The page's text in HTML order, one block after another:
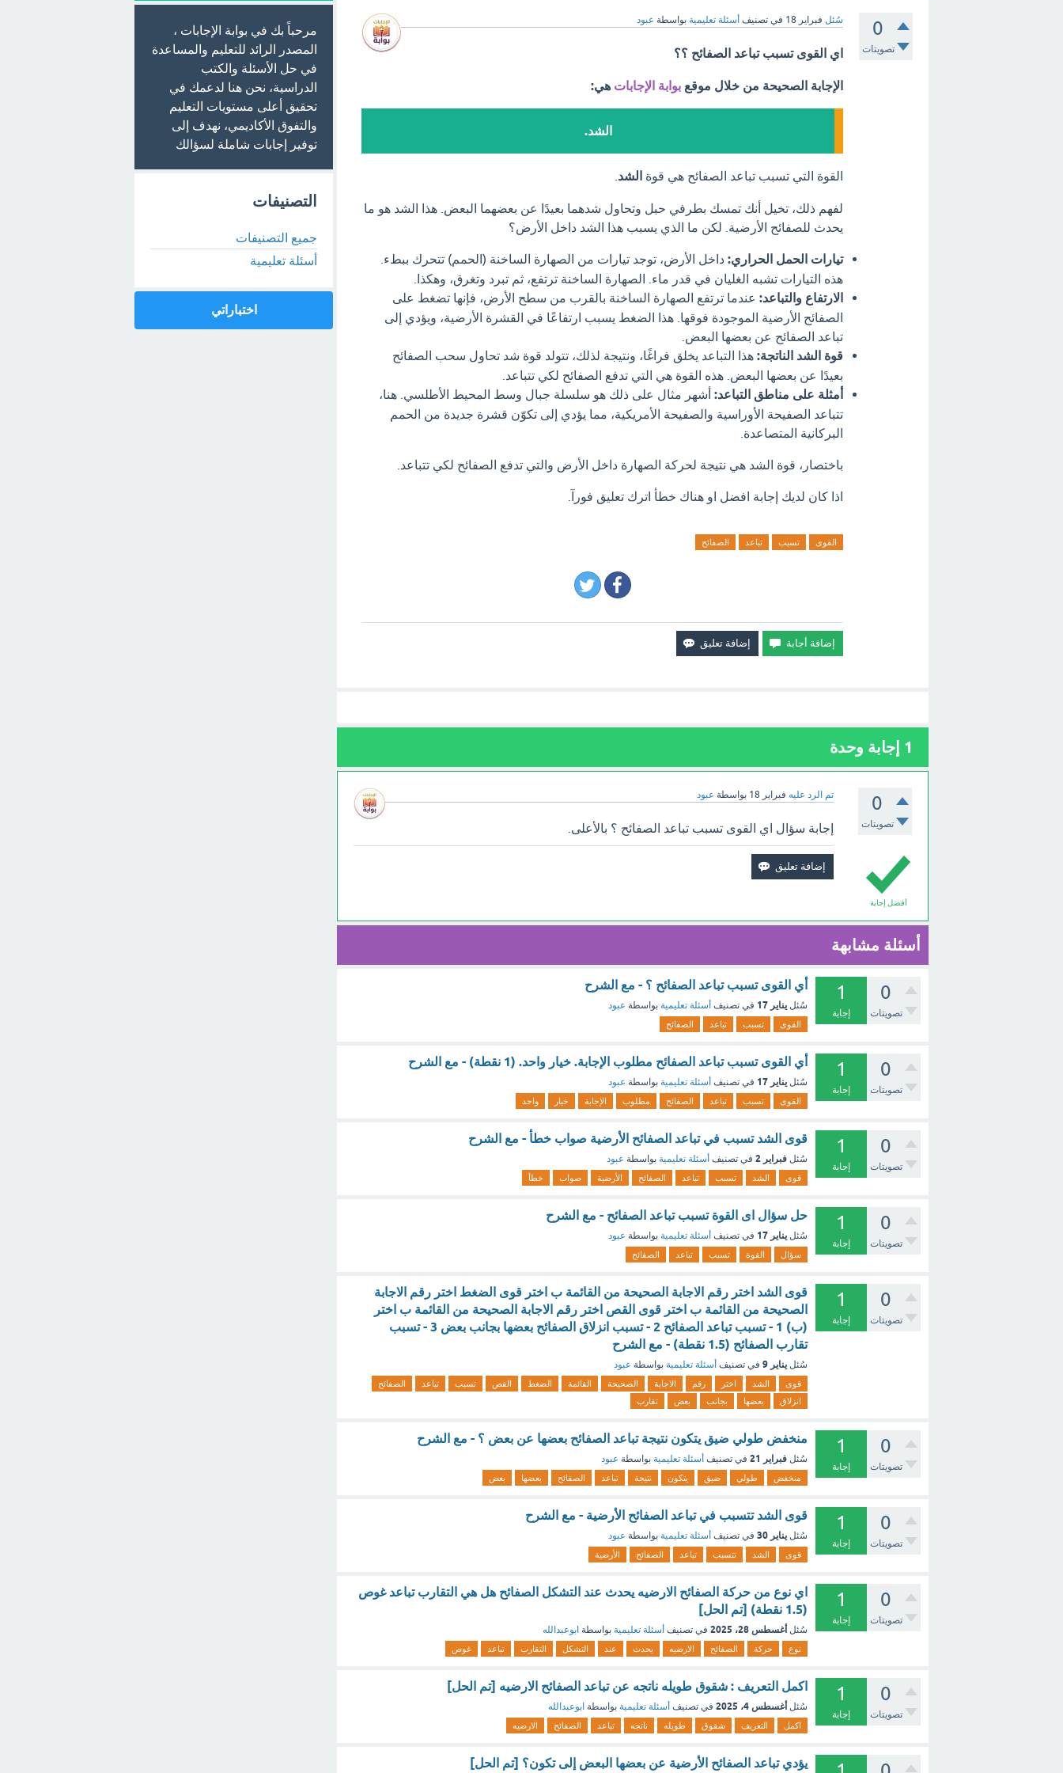
0
تصويتات
سُئل فبراير 18 في تصنيف أسئلة تعليمية بواسطة عبود
اي القوى تسبب تباعد الصفائح ؟؟
الإجابة الصحيحة من خلال موقع بوابة الإجابات هي:
الشد.
القوة التي تسبب تباعد الصفائح هي قوة الشد
لفهم ذلك، تخيل أنك تمسك بطرفي حبل وتحاول شدهما بعيدًا عن بعضهما البعض. هذا الشد هو ما
يحدث للصفائح الأرضية. لكن ما الذي يسبب هذا الشد داخل الأرض؟
تيارات الحمل الحراري: داخل الأرض، توجد تيارات من الصهارة الساخنة (الحمم) تتحرك ببطء.
هذه التيارات تشبه الغليان في قدر ماء. الصهارة الساخنة ترتفع، ثم تبرد وتغرق، وهكذا.
الارتفاع والتباعد: عندما ترتفع الصهارة الساخنة بالقرب من سطح الأرض، فإنها تضغط على
الصفائح الأرضية الموجودة فوقها. هذا الضغط يسبب ارتفاعًا في القشرة الأرضية، ويؤدي إلى
تباعد الصفائح عن بعضها البعض.
قوة الشد الناتجة: هذا التباعد يخلق فراغًا، ونتيجة لذلك، تتولد قوة شد تحاول سحب الصفائح
بعيدًا عن بعضها البعض. هذه القوة هي التي تدفع الصفائح لكي تتباعد.
أمثلة على مناطق التباعد: أشهر مثال على ذلك هو سلسلة جبال وسط المحيط الأطلسي. هنا،
تتباعد الصفيحة الأوراسية والصفيحة الأمريكية، مما يؤدي إلى تكوّن قشرة جديدة من الحمم
البركانية المتصاعدة.
باختصار، قوة الشد هي نتيجة لحركة الصهارة داخل الأرض والتي تدفع الصفائح لكي تتباعد.
اذا كان لديك إجابة افضل او هناك خطأ اترك تعليق فورآ.
القوى تسبب تباعد الصفائح
1 إجابة وحدة
0
تصويتات
تم الرد عليه فبراير 18 بواسطة عبود
أفضل إجابة
إجابة سؤال اي القوى تسبب تباعد الصفائح ؟ بالأعلى.
أسئلة مشابهة
0
تصويتات
1
إجابة
أي القوى تسبب تباعد الصفائح ؟ - مع الشرح
سُئل يناير 17 في تصنيف أسئلة تعليمية بواسطة عبود
القوى تسبب تباعد الصفائح
0
تصويتات
1
إجابة
أي القوى تسبب تباعد الصفائح مطلوب الإجابة. خيار واحد. (1 نقطة) - مع الشرح
سُئل يناير 17 في تصنيف أسئلة تعليمية بواسطة عبود
القوى تسبب تباعد الصفائح مطلوب الإجابة خيار واحد
0
تصويتات
1
إجابة
قوى الشد تسبب في تباعد الصفائح الأرضية صواب خطأ - مع الشرح
سُئل فبراير 2 في تصنيف أسئلة تعليمية بواسطة عبود
قوى الشد تسبب تباعد الصفائح الأرضية صواب خطأ
0
تصويتات
1
إجابة
حل سؤال اى القوة تسبب تباعد الصفائح - مع الشرح
سُئل يناير 17 في تصنيف أسئلة تعليمية بواسطة عبود
سؤال القوة تسبب تباعد الصفائح
0
تصويتات
1
إجابة
قوى الشد اختر رقم الاجابة الصحيحة من القائمة ب اختر قوى الضغط اختر رقم الاجابة
الصحيحة من القائمة ب اختر قوى القص اختر رقم الاجابة الصحيحة من القائمة ب اختر
(ب) 1 - تسبب تباعد الصفائح 2 - تسبب انزلاق الصفائح بعضها بجانب بعض 3 - تسبب
تقارب الصفائح (1.5 نقطة) - مع الشرح
سُئل يناير 9 في تصنيف أسئلة تعليمية بواسطة عبود
قوى الشد اختر رقم الاجابة الصحيحة القائمة الضغط القص تسبب تباعد
الصفائح
انزلاق
بعضها بجانب بعض تقارب
0
تصويتات
1
إجابة
منخفض طولي ضيق يتكون نتيجة تباعد الصفائح بعضها عن بعض ؟ - مع الشرح
سُئل فبراير 21 في تصنيف أسئلة تعليمية بواسطة عبود
منخفض طولي ضيق يتكون نتيجة تباعد الصفائح بعضها بعض
0
تصويتات
1
إجابة
قوى الشد تتسبب في تباعد الصفائح الأرضية - مع الشرح
سُئل يناير 30 في تصنيف أسئلة تعليمية بواسطة عبود
قوى الشد تتسبب تباعد الصفائح الأرضية
0
تصويتات
1
إجابة
اي نوع من حركة الصفائح الارضيه يحدث عند التشكل الصفائح هل هي التقارب تباعد غوص
(1.5 نقطة) [تم الحل]
سُئل أغسطس 28، 2025 في تصنيف أسئلة تعليمية بواسطة ابوعبدالله
نوع حركة الصفائح الارضيه يحدث عند التشكل التقارب تباعد غوص
0
تصويتات
1
إجابة
اكمل التعريف : شقوق طويله ناتجه عن تباعد الصفائح الارضيه [تم الحل]
سُئل أغسطس 4، 2025 في تصنيف أسئلة تعليمية بواسطة ابوعبدالله
اكمل التعريف شقوق طويله ناتجه تباعد الصفائح الارضيه
يؤدي تباعد الصفائح الأرضية عن بعضها البعض إلى تكون؟ [تم الحل]
مرحباً بك في بوابة الإجابات ،
المصدر الرائد للتعليم والمساعدة
في حل الأسئلة والكتب
الدراسية، نحن هنا لدعمك في
تحقيق أعلى مستويات التعليم
والتفوق الأكاديمي، نهدف إلى
توفير إجابات شاملة لسؤالك
التصنيفات
جميع التصنيفات
أسئلة تعليمية
اختباراتي